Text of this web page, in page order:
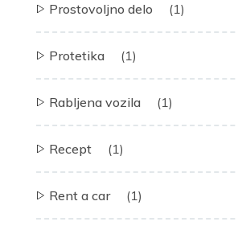
Prostovoljno delo (1)
Protetika (1)
Rabljena vozila (1)
Recept (1)
Rent a car (1)